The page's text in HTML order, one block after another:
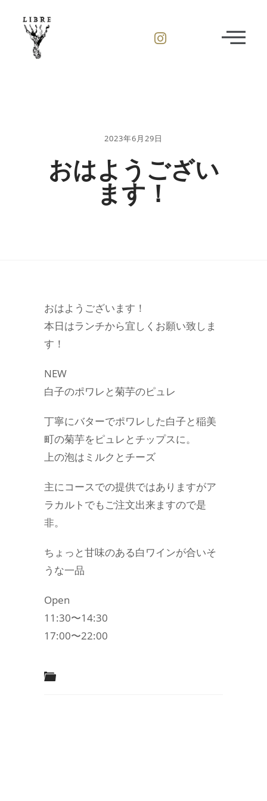
2023年6月29日
おはようござい
ます！
おはようございます！
本日はランチから宜しくお願い致しま
す！
NEW
白子のポワレと菊芋のピュレ
丁寧にバターでポワレした白子と稲美
町の菊芋をピュレとチップスに。
上の泡はミルクとチーズ
主にコースでの提供ではありますがア
ラカルトでもご注文出来ますので是
非。
ちょっと甘味のある白ワインが合いそ
うな一品
Open
11:30〜14:30
17:00〜22:00